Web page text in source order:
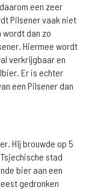
een zeer
Pilsener vaak niet
dan zo
Hiermee wordt
verkrijgbaar en
Er is echter
een Pilsener dan
Hij brouwde op 5
stad
bier aan een
gedronken